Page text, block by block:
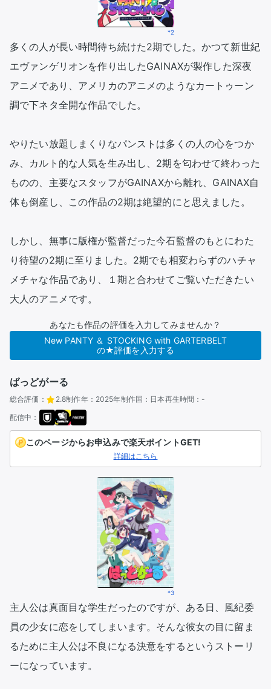
*2
多くの人が長い時間待ち続けた2期でした。かつて新世紀
エヴァンゲリオンを作り出したGAINAXが製作した深夜
アニメであり、アメリカのアニメのようなカートゥーン
調で下ネタ全開な作品でした。
やりたい放題しまくりなパンストは多くの人の心をつか
み、カルト的な人気を生み出し、2期を匂わせて終わった
ものの、主要なスタッフがGAINAXから離れ、GAINAX自
体も倒産し、この作品の2期は絶望的にと思えました。
しかし、無事に版権が監督だった今石監督のもとにわた
り待望の2期に至りました。2期でも相変わらずのハチャ
メチャな作品であり、１期と合わせてご覧いただきたい
大人のアニメです。
あなたも作品の評価を入力してみませんか？
New PANTY ＆ STOCKING with GARTERBELT
の★評価を入力する
ばっどがーる
総合評価： 2.8制作年： 2025年制作国： 日本再生時間： -
配信中：
このページからお申込みで楽天ポイントGET!
詳細はこちら
*3
主人公は真面目な学生だったのですが、ある日、風紀委
員の少女に恋をしてしまいます。そんな彼女の目に留ま
るために主人公は不良になる決意をするというストーリ
ーになっています。